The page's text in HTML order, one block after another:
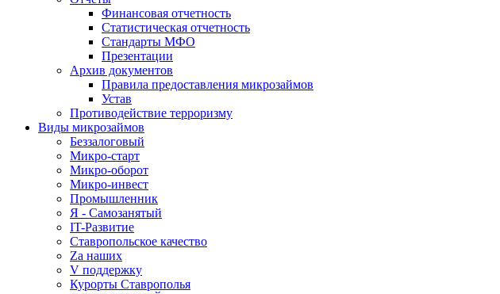
Финансовая отчетность
Статистическая отчетность
Стандарты МФО
Презентации
Архив документов
Правила предоставления микрозаймов
Устав
Противодействие терроризму
Виды микрозаймов
Беззалоговый
Микро-старт
Микро-оборот
Микро-инвест
Промышленник
Я - Самозанятый
IT-Развитие
Ставропольское качество
Za наших
V поддержку
Курорты Ставрополья